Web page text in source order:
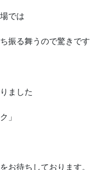
では
振る舞うので驚きです
ました
」
お待ちしております。